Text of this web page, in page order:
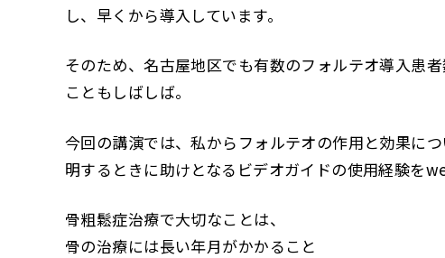
し、早くから導入しています。
そのため、名古屋地区でも有数のフォルテオ導入患
こともしばしば。
今回の講演では、私からフォルテオの作用と効果に
明するときに助けとなるビデオガイドの使用経験を
骨粗鬆症治療で大切なことは、
骨の治療には長い年月がかかること